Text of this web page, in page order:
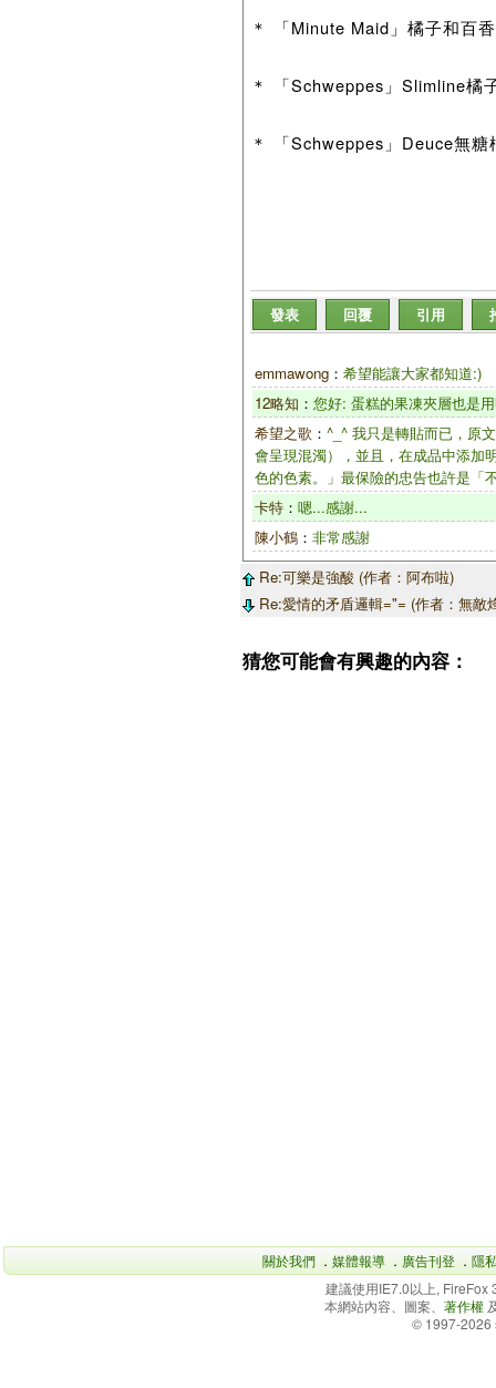
＊ 「Minute Maid」橘子和百
＊ 「Schweppes」Slimline橘
＊ 「Schweppes」Deuce無
發表 回覆 引用
emmawong ： 希望能讓大家都知道:)
12略知 ： 您好: 蛋糕的果凍夾層也是
希望之歌 ： ^_^ 我只是轉貼而已，原
會呈現混濁），並且，在成品中添加
色的色素。」最保險的忠告也許是「
卡特 ： 嗯...感謝...
陳小鶴 ： 非常感謝
Re:可樂是強酸 (作者：阿布啦)
Re:愛情的矛盾邏輯="= (作者：無敵
猜您可能會有興趣的內容：
關於我們 ． 媒體報導 ． 廣告刊登 ． 隱
建議使用IE7.0以上,
本網站內容、圖案、 著作權
© 1997-2026